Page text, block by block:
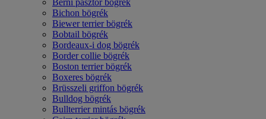
Berni pásztor bögrék
Bichon bögrék
Biewer terrier bögrék
Bobtail bögrék
Bordeaux-i dog bögrék
Border collie bögrék
Boston terrier bögrék
Boxeres bögrék
Brüsszeli griffon bögrék
Bulldog bögrék
Bullterrier mintás bögrék